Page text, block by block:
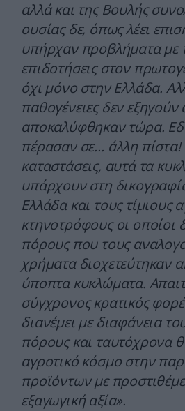
αλλά και της Βουλής
ουσίας δε, όπως λέει
υπήρχαν προβλήματα με
επιδοτήσεις στον
όχι μόνο στην Ελλάδα.
παθογένειες δεν
αποκαλύφθηκαν τώρα.
πέρασαν σε… άλλη πίστα!
καταστάσεις, αυτά τα
υπάρχουν στη
Ελλάδα και τους τίμιους
κτηνοτρόφους οι οποίοι
πόρους που τους
χρήματα διοχετεύτηκαν
ύποπτα κυκλώματα.
σύγχρονος κρατικός
διανέμει με διαφάνεια
πόρους και ταυτόχρονα
αγροτικό κόσμο στην
προϊόντων με
εξαγωγική αξία».